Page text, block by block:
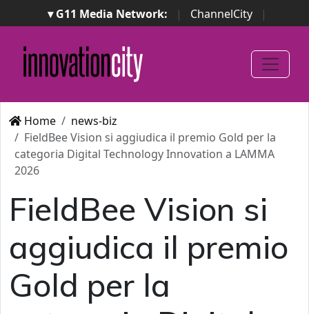
▾ G11 Media Network: | ChannelCity
|
ImpresaCity | SecurityOpenLab | Italian Channel
Awards
Italian Project Awards
Italian Security
Awards
Home
news-biz
FieldBee Vision si aggiudica il premio Gold per la
categoria Digital Technology Innovation a LAMMA
2026
FieldBee Vision si
aggiudica il premio
Gold per la